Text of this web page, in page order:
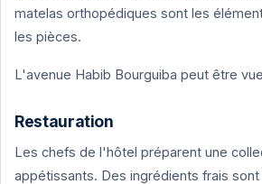
matelas orthopédiques sont les
les pièces.
L'avenue Habib Bourguiba peut être
Restauration
Les chefs de l'hôtel préparent une
appétissants. Des ingrédients frais sont